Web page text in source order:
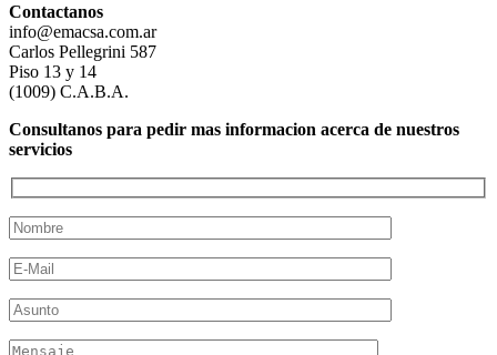
Contactanos
info@emacsa.com.ar
Carlos Pellegrini 587
Piso 13 y 14
(1009) C.A.B.A.
Consultanos para pedir mas informacion acerca de nuestros
servicios